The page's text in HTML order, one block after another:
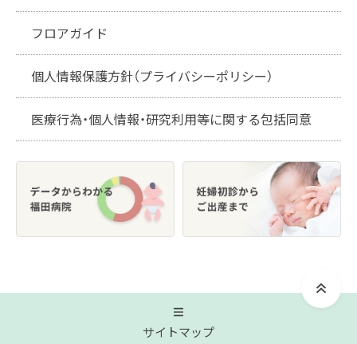
フロアガイド
個人情報保護方針（プライバシーポリシー）
医療行為・個人情報・研究利用等に関する包括同意
サイトマップ